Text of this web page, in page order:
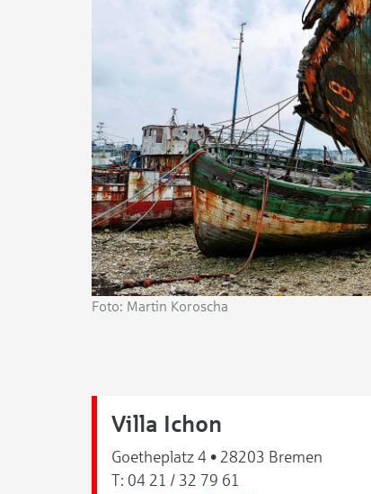
Foto: Martin Koroscha
Villa Ichon
Goetheplatz 4 • 28203 Bremen
T: 04 21 / 32 79 61